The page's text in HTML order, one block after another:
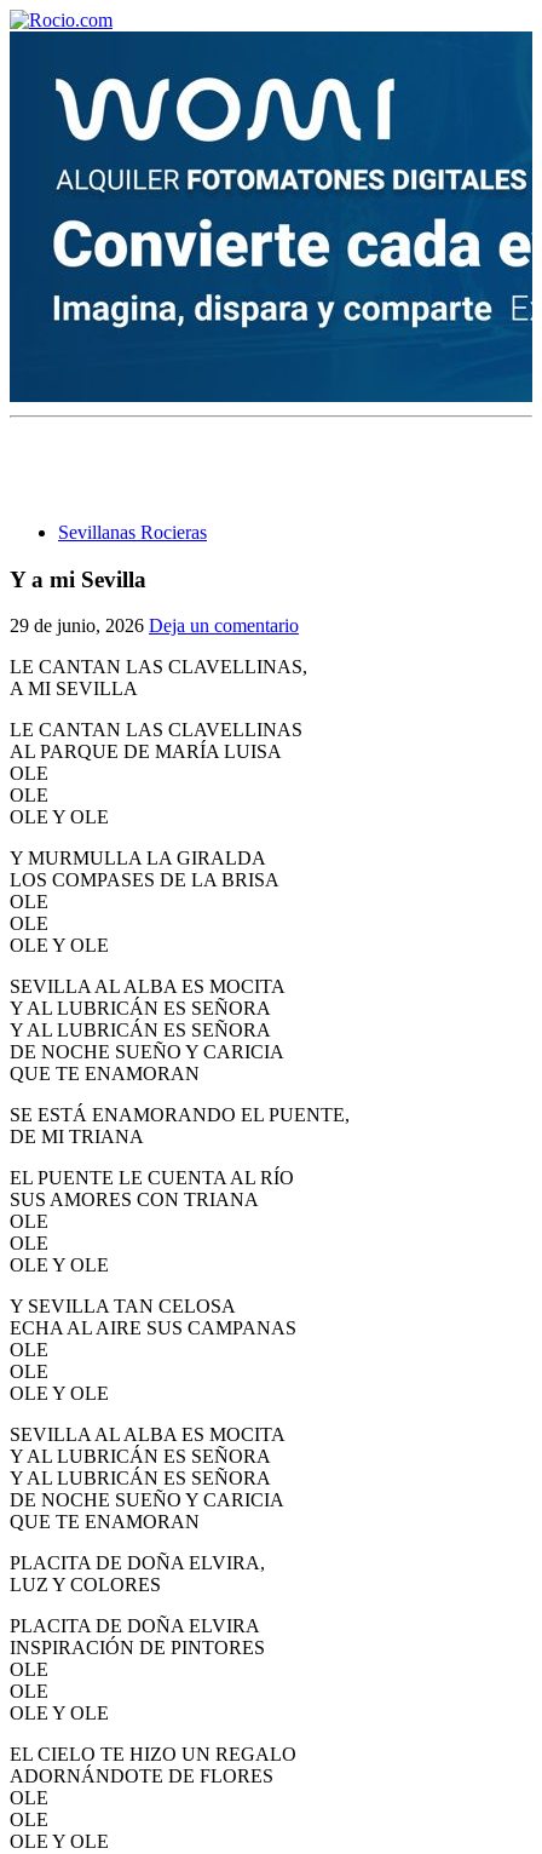
Sevillanas Rocieras
Y a mi Sevilla
29 de junio, 2026 Deja un comentario
LE CANTAN LAS CLAVELLINAS,
A MI SEVILLA
LE CANTAN LAS CLAVELLINAS
AL PARQUE DE MARÍA LUISA
OLE
OLE
OLE Y OLE
Y MURMULLA LA GIRALDA
LOS COMPASES DE LA BRISA
OLE
OLE
OLE Y OLE
SEVILLA AL ALBA ES MOCITA
Y AL LUBRICÁN ES SEÑORA
Y AL LUBRICÁN ES SEÑORA
DE NOCHE SUEÑO Y CARICIA
QUE TE ENAMORAN
SE ESTÁ ENAMORANDO EL PUENTE,
DE MI TRIANA
EL PUENTE LE CUENTA AL RÍO
SUS AMORES CON TRIANA
OLE
OLE
OLE Y OLE
Y SEVILLA TAN CELOSA
ECHA AL AIRE SUS CAMPANAS
OLE
OLE
OLE Y OLE
SEVILLA AL ALBA ES MOCITA
Y AL LUBRICÁN ES SEÑORA
Y AL LUBRICÁN ES SEÑORA
DE NOCHE SUEÑO Y CARICIA
QUE TE ENAMORAN
PLACITA DE DOÑA ELVIRA,
LUZ Y COLORES
PLACITA DE DOÑA ELVIRA
INSPIRACIÓN DE PINTORES
OLE
OLE
OLE Y OLE
EL CIELO TE HIZO UN REGALO
ADORNÁNDOTE DE FLORES
OLE
OLE
OLE Y OLE
¡Bienvenido! Soy el asistente virtual de rocio.com.
¿En qué puedo ayudarte?
¿Cuándo se construyó la primera ermita?
El traslado cada siete años
Rocío?
Quiero hacer el camino,¿que tengo que hacer?